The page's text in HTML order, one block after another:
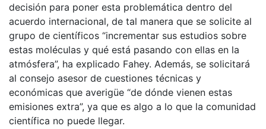
decisión para poner esta problemática dentro del
acuerdo internacional, de tal manera que se solicite al
grupo de científicos “incrementar sus estudios sobre
estas moléculas y qué está pasando con ellas en la
atmósfera”, ha explicado Fahey. Además, se solicitará
al consejo asesor de cuestiones técnicas y
económicas que averigüe “de dónde vienen estas
emisiones extra”, ya que es algo a lo que la comunidad
científica no puede llegar.